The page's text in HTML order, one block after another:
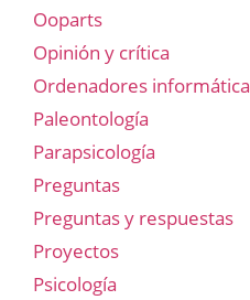
Ooparts
Opinión y crítica
Ordenadores informática
Paleontología
Parapsicología
Preguntas
Preguntas y respuestas
Proyectos
Psicología